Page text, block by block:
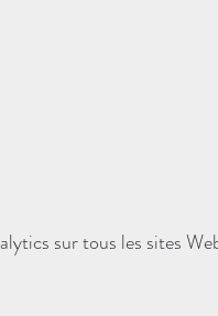
sur tous les sites